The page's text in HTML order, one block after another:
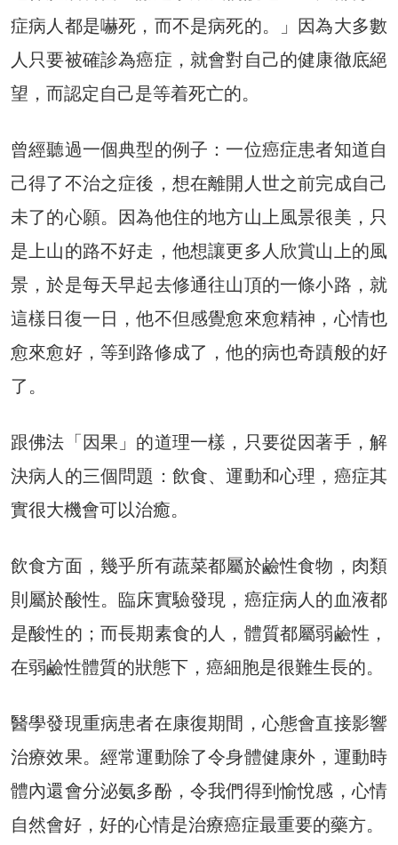
症病人都是嚇死，而不是病死的。」因為大多數
人只要被確診為癌症，就會對自己的健康徹底絕
望，而認定自己是等着死亡的。
曾經聽過一個典型的例子：一位癌症患者知道自
己得了不治之症後，想在離開人世之前完成自己
未了的心願。因為他住的地方山上風景很美，只
是上山的路不好走，他想讓更多人欣賞山上的風
景，於是每天早起去修通往山頂的一條小路，就
這樣日復一日，他不但感覺愈來愈精神，心情也
愈來愈好，等到路修成了，他的病也奇蹟般的好
了。
跟佛法「因果」的道理一樣，只要從因著手，解
決病人的三個問題：飲食、運動和心理，癌症其
實很大機會可以治癒。
飲食方面，幾乎所有蔬菜都屬於鹼性食物，肉類
則屬於酸性。臨床實驗發現，癌症病人的血液都
是酸性的；而長期素食的人，體質都屬弱鹼性，
在弱鹼性體質的狀態下，癌細胞是很難生長的。
醫學發現重病患者在康復期間，心態會直接影響
治療效果。經常運動除了令身體健康外，運動時
體內還會分泌氨多酚，令我們得到愉悅感，心情
自然會好，好的心情是治療癌症最重要的藥方。